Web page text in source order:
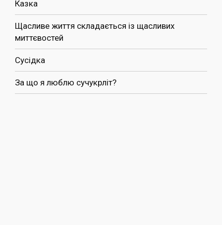
Казка
Щасливе життя складається із щасливих
миттєвостей
Сусідка
За що я люблю сучукрліт?